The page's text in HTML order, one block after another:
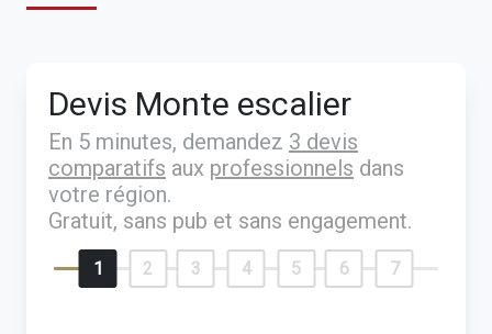
Devis Monte escalier
En 5 minutes, demandez 3 devis
comparatifs aux professionnels dans
votre région.
Gratuit, sans pub et sans engagement.
1 2 3 4 5 6 7